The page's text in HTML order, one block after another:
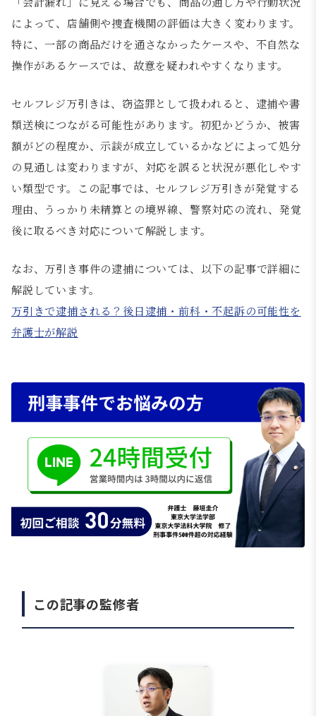
によって、店舗側や捜査機関の評価は大きく変わります。
特に、一部の商品だけを通さなかったケースや、不自然な
操作があるケースでは、故意を疑われやすくなります。
セルフレジ万引きは、窃盗罪として扱われると、逮捕や書
類送検につながる可能性があります。初犯かどうか、被害
額がどの程度か、示談が成立しているかなどによって処分
の見通しは変わりますが、対応を誤ると状況が悪化しやす
い類型です。この記事では、セルフレジ万引きが発覚する
理由、うっかり未精算との境界線、警察対応の流れ、発覚
後に取るべき対応について解説します。
なお、万引き事件の逮捕については、以下の記事で詳細に
解説しています。
万引きで逮捕される？後日逮捕・前科・不起訴の可能性を
弁護士が解説
この記事の監修者